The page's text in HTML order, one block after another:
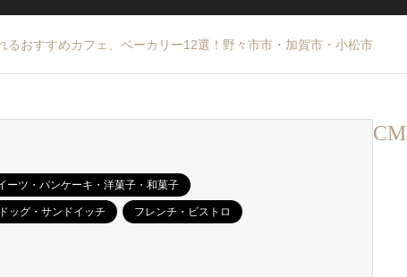
るおすすめカフェ、ベーカリー12選！野々市市・加賀市・小松市
ーツ・パンケーキ・洋菓子・和菓子
ッグ・サンドイッチ フレンチ・ビストロ
CM